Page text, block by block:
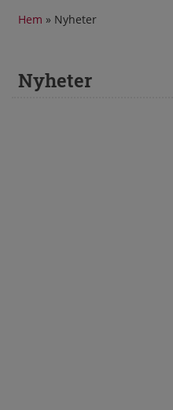
Hem » Nyheter
Nyheter